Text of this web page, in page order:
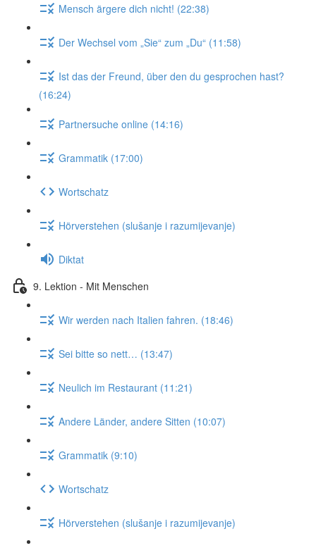
Mensch ärgere dich nicht! (22:38)
Der Wechsel vom „Sie“ zum „Du“ (11:58)
Ist das der Freund, über den du gesprochen hast?
(16:24)
Partnersuche online (14:16)
Grammatik (17:00)
Wortschatz
Hörverstehen (slušanje i razumijevanje)
Diktat
9. Lektion - Mit Menschen
Wir werden nach Italien fahren. (18:46)
Sei bitte so nett… (13:47)
Neulich im Restaurant (11:21)
Andere Länder, andere Sitten (10:07)
Grammatik (9:10)
Wortschatz
Hörverstehen (slušanje i razumijevanje)